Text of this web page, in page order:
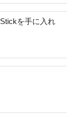
を手に入れ